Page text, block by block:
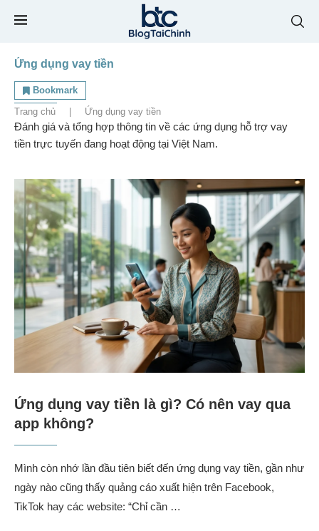
Ứng dụng vay tiền
Bookmark
Trang chủ Ứng dụng vay tiền
Đánh giá và tổng hợp thông tin về các ứng dụng hỗ trợ vay
tiền trực tuyến đang hoạt động tại Việt Nam.
Ứng dụng vay tiền là gì? Có nên vay qua
app không?
Mình còn nhớ lần đầu tiên biết đến ứng dụng vay tiền, gần như
ngày nào cũng thấy quảng cáo xuất hiện trên Facebook,
TikTok hay các website: “Chỉ cần …